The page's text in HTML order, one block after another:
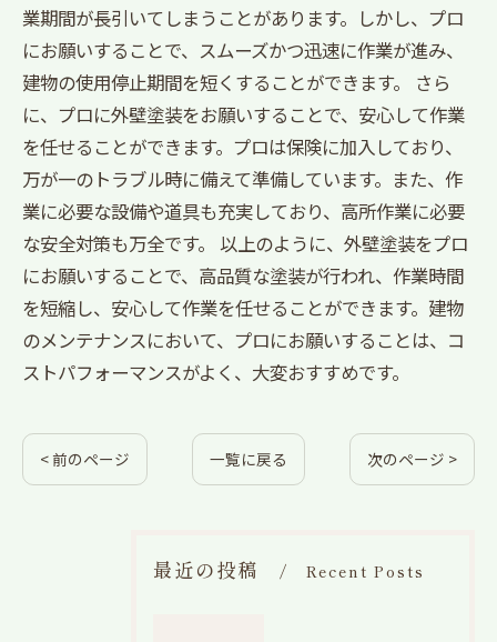
業期間が長引いてしまうことがあります。しかし、プロ
にお願いすることで、スムーズかつ迅速に作業が進み、
建物の使用停止期間を短くすることができます。 さら
に、プロに外壁塗装をお願いすることで、安心して作業
を任せることができます。プロは保険に加入しており、
万が一のトラブル時に備えて準備しています。また、作
業に必要な設備や道具も充実しており、高所作業に必要
な安全対策も万全です。 以上のように、外壁塗装をプロ
にお願いすることで、高品質な塗装が行われ、作業時間
を短縮し、安心して作業を任せることができます。建物
のメンテナンスにおいて、プロにお願いすることは、コ
ストパフォーマンスがよく、大変おすすめです。
< 前のページ 一覧に戻る 次のページ >
最近の投稿 Recent Posts